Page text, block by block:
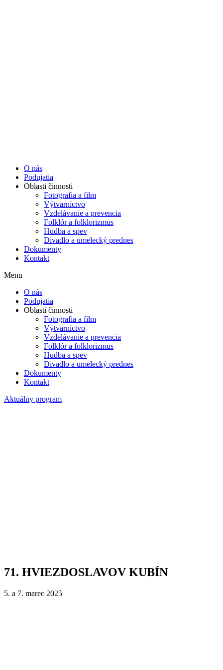
O nás
Podujatia
Oblasti činnosti
Fotografia a film
Výtvarníctvo
Vzdelávanie a prevencia
Folklór a folklorizmus
Hudba a spev
Divadlo a umelecký prednes
Dokumenty
Kontakt
Menu
O nás
Podujatia
Oblasti činnosti
Fotografia a film
Výtvarníctvo
Vzdelávanie a prevencia
Folklór a folklorizmus
Hudba a spev
Divadlo a umelecký prednes
Dokumenty
Kontakt
Aktuálny program
71. HVIEZDOSLAVOV KUBÍN
5. a 7. marec 2025